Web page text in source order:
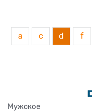
a c d f
Мужское